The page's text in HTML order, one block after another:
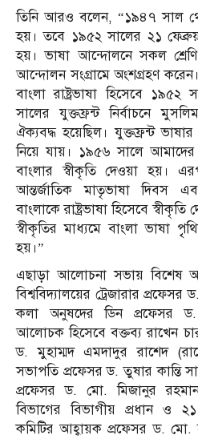
তিনি আরও বলেন, “১৯৪৭ সাল
হয়। তবে ১৯৫২ সালের ২১
হয়। ভাষা আন্দোলনে সকল
আন্দোলন সংগ্রামে অংশগ্রহণ
বাংলা রাষ্ট্রভাষা হিসেবে ১৯৫২
সালের যুক্তফ্রন্ট নির্বাচনে
ঐক্যবদ্ধ হয়েছিল। যুক্তফ্রন্ট
নিয়ে যায়। ১৯৫৬ সালে আমাদের
বাংলার স্বীকৃতি দেওয়া হয়।
আন্তর্জাতিক মাতৃভাষা দিবস
বাংলাকে রাষ্ট্রভাষা হিসেবে
স্বীকৃতির মাধ্যমে বাংলা ভাষা
হয়।”
এছাড়া আলোচনা সভায় বিশেষ
বিশ্ববিদ্যালয়ের ট্রেজারার
কলা অনুষদের ডিন প্রফেসর ড.
আলোচক হিসেবে বক্তব্য রাখেন
ড. মুহাম্মদ এমদাদুর রাশেদ
সভাপতি প্রফেসর ড. তুষার কান্তি
প্রফেসর ড. মো. মিজানুর
বিভাগের বিভাগীয় প্রধান ও
কমিটির আহ্বায়ক প্রফেসর ড.